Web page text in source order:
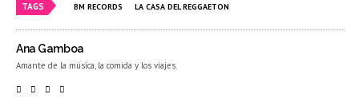
TAGS BM RECORDS LA CASA DEL REGGAETON
Ana Gamboa
Amante de la música, la comida y los viajes.